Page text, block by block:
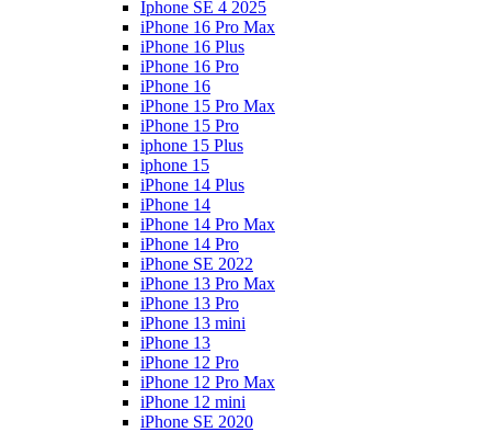
Iphone SE 4 2025
iPhone 16 Pro Max
iPhone 16 Plus
iPhone 16 Pro
iPhone 16
iPhone 15 Pro Max
iPhone 15 Pro
iphone 15 Plus
iphone 15
iPhone 14 Plus
iPhone 14
iPhone 14 Pro Max
iPhone 14 Pro
iPhone SE 2022
iPhone 13 Pro Max
iPhone 13 Pro
iPhone 13 mini
iPhone 13
iPhone 12 Pro
iPhone 12 Pro Max
iPhone 12 mini
iPhone SE 2020